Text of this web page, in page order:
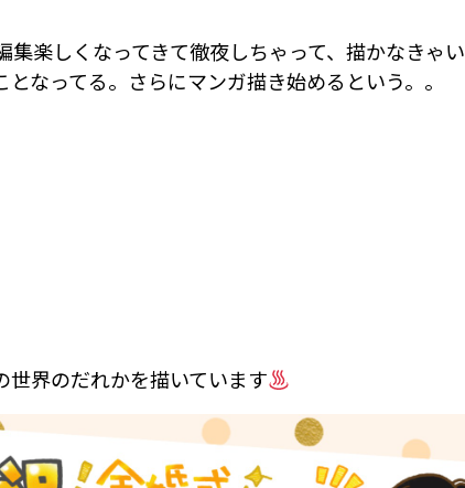
集楽しくなってきて徹夜しちゃって、描かなきゃい
なってる。さらにマンガ描き始めるという。。
世界のだれかを描いています